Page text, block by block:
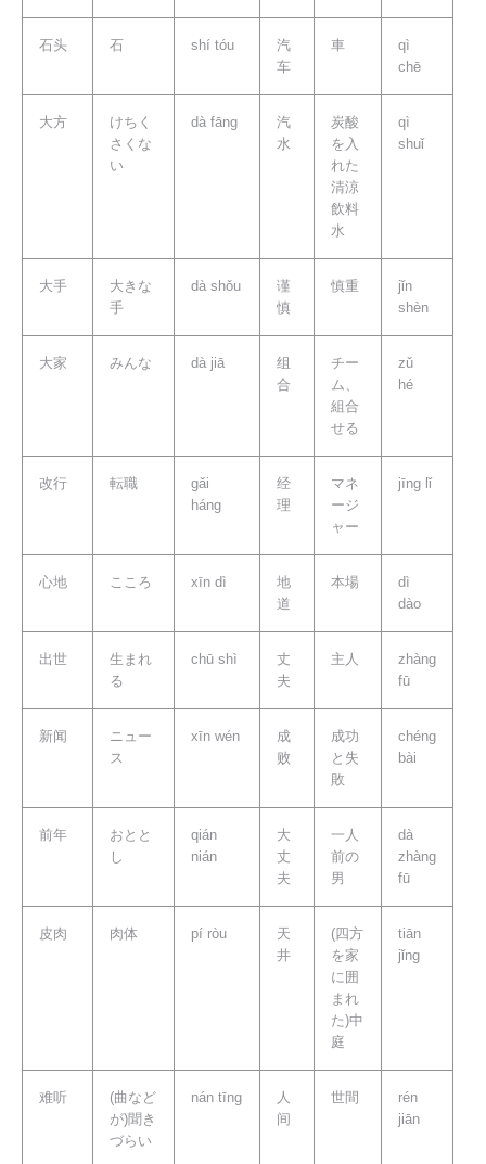
石头 石 shí tóu
汽
车
車
qì
chē
大方
けちく
さくな
い
dà fāng
汽
水
炭酸
を入
れた
清涼
飲料
水
qì
shuǐ
大手
大きな
手
dà shǒu
谨
慎
慎重
jǐn
shèn
大家 みんな dà jiā
组
合
チー
ム、
組合
せる
zǔ
hé
改行 転職
gǎi
háng
经
理
マネ
ージ
ャー
jīng lǐ
心地 こころ xīn dì
地
道
本場
dì
dào
出世
生まれ
る
chū shì
丈
夫
主人
zhàng
fū
新闻
ニュー
ス
xīn wén
成
败
成功
と失
敗
chéng
bài
前年
おとと
し
qián
nián
大
丈
夫
一人
前の
男
dà
zhàng
fū
皮肉 肉体 pí ròu
天
井
(四方
を家
に囲
まれ
た)中
庭
tiān
jǐng
难听
(曲など
が)聞き
づらい
nán tīng
人
间
世間
rén
jiān